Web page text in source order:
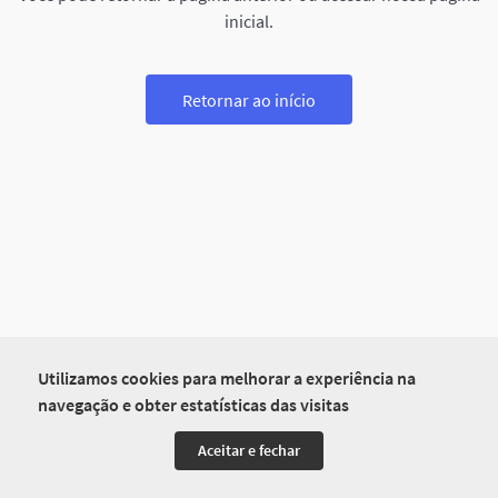
Utilizamos cookies para melhorar a experiência na
navegação e obter estatísticas das visitas
Aceitar e fechar
inicial.
Retornar ao início